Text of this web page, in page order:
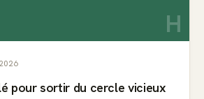
H
pour sortir du cercle vicieux